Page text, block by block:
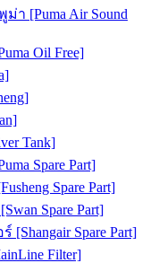
า [Puma Air Sound
Oil Free]
Tank]
Spare Part]
Spare Part]
Spare Part]
Spare Part]
Filter]